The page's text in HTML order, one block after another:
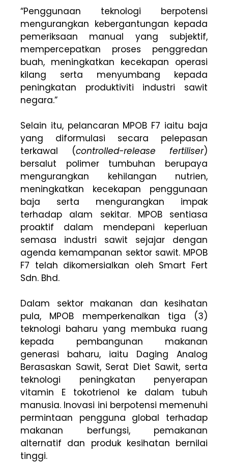
“Penggunaan teknologi berpotensi
mengurangkan kebergantungan kepada
pemeriksaan manual yang subjektif,
mempercepatkan proses penggredan
buah, meningkatkan kecekapan operasi
kilang serta menyumbang kepada
peningkatan produktiviti industri sawit
negara.”
Selain itu, pelancaran MPOB F7 iaitu baja
yang diformulasi secara pelepasan
terkawal (controlled-release fertiliser)
bersalut polimer tumbuhan berupaya
mengurangkan kehilangan nutrien,
meningkatkan kecekapan penggunaan
baja serta mengurangkan impak
terhadap alam sekitar. MPOB sentiasa
proaktif dalam mendepani keperluan
semasa industri sawit sejajar dengan
agenda kemampanan sektor sawit. MPOB
F7 telah dikomersialkan oleh Smart Fert
Sdn. Bhd.
Dalam sektor makanan dan kesihatan
pula, MPOB memperkenalkan tiga (3)
teknologi baharu yang membuka ruang
kepada pembangunan makanan
generasi baharu, iaitu Daging Analog
Berasaskan Sawit, Serat Diet Sawit, serta
teknologi peningkatan penyerapan
vitamin E tokotrienol ke dalam tubuh
manusia. Inovasi ini berpotensi memenuhi
permintaan pengguna global terhadap
makanan berfungsi, pemakanan
alternatif dan produk kesihatan bernilai
tinggi.